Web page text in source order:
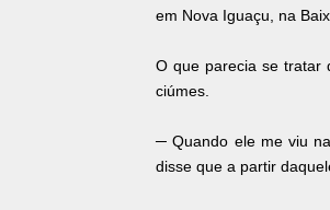
em Nova Iguaçu, na
O que parecia se tratar
ciúmes.
─ Quando ele me viu
disse que a partir